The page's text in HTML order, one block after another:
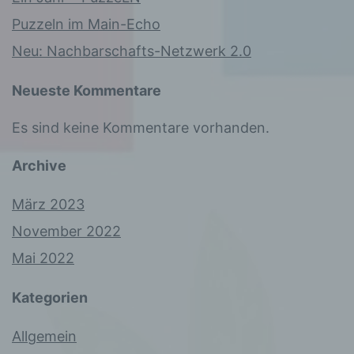
Puzzeln im Main-Echo
Neu: Nachbarschafts-Netzwerk 2.0
Neueste Kommentare
Es sind keine Kommentare vorhanden.
Archive
März 2023
November 2022
Mai 2022
Kategorien
Allgemein
kann.
identifizierte oder identifizierbare
Verantwortlichen verarbeitet
Hilfe automatisierter Verfahren